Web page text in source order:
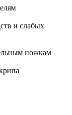
и слабых
ножкам